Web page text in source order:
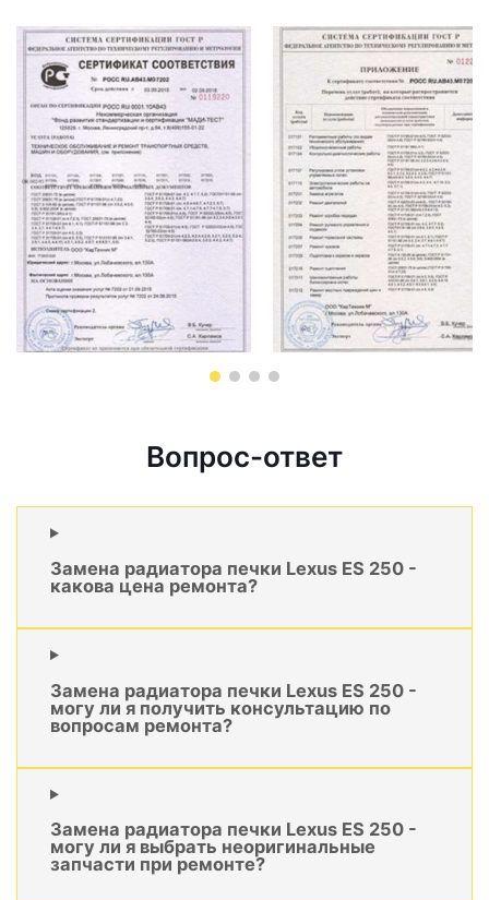
Вопрос-ответ
Замена радиатора печки Lexus ES 250 -
какова цена ремонта?
Замена радиатора печки Lexus ES 250 -
могу ли я получить консультацию по
вопросам ремонта?
Замена радиатора печки Lexus ES 250 -
могу ли я выбрать неоригинальные
запчасти при ремонте?